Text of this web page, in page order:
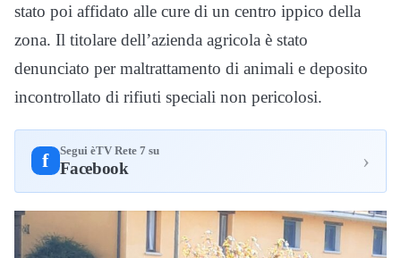
stato poi affidato alle cure di un centro ippico della
zona. Il titolare dell’azienda agricola è stato
denunciato per maltrattamento di animali e deposito
incontrollato di rifiuti speciali non pericolosi.
f Segui èTV Rete 7 su
Facebook ›